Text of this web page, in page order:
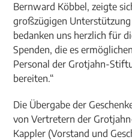
Bernward Köbbel, zeigte
großzügigen
bedanken uns herzlich für
Spenden, die es
Personal der Grotjahn-
bereiten.“
Die Übergabe der
von Vertretern der
Kappler (Vorstand und